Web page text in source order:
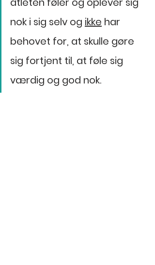
nok i sig selv og ikke har
behovet for, at skulle gøre
sig fortjent til, at føle sig
værdig og god nok.